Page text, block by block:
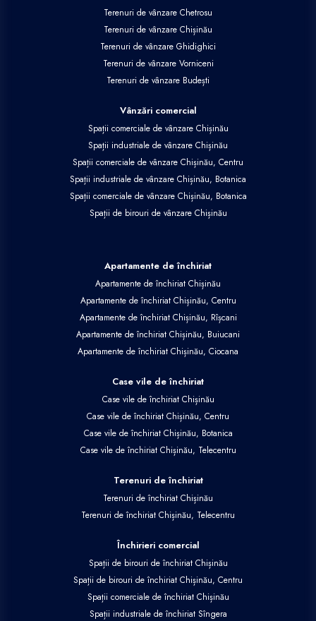
Terenuri de vânzare Chetrosu
Terenuri de vânzare Chișinău
Terenuri de vânzare Ghidighici
Terenuri de vânzare Vorniceni
Terenuri de vânzare Budești
Vânzări comercial
Spații comerciale de vânzare Chișinău
Spații industriale de vânzare Chișinău
Spații comerciale de vânzare Chișinău, Centru
Spații industriale de vânzare Chișinău, Botanica
Spații comerciale de vânzare Chișinău, Botanica
Spații de birouri de vânzare Chișinău
Apartamente de închiriat
Apartamente de închiriat Chișinău
Apartamente de închiriat Chișinău, Centru
Apartamente de închiriat Chișinău, Rîșcani
Apartamente de închiriat Chișinău, Buiucani
Apartamente de închiriat Chișinău, Ciocana
Case vile de închiriat
Case vile de închiriat Chișinău
Case vile de închiriat Chișinău, Centru
Case vile de închiriat Chișinău, Botanica
Case vile de închiriat Chișinău, Telecentru
Terenuri de închiriat
Terenuri de închiriat Chișinău
Terenuri de închiriat Chișinău, Telecentru
Închirieri comercial
Spații de birouri de închiriat Chișinău
Spații de birouri de închiriat Chișinău, Centru
Spații comerciale de închiriat Chișinău
Spații industriale de închiriat Sîngera